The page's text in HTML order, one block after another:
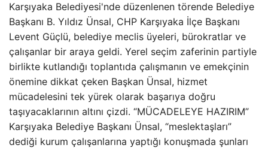
Karşıyaka Belediyesi'nde düzenlenen törende Belediye
Başkanı B. Yıldız Ünsal, CHP Karşıyaka İlçe Başkanı
Levent Güçlü, belediye meclis üyeleri, bürokratlar ve
çalışanlar bir araya geldi. Yerel seçim zaferinin partiyle
birlikte kutlandığı toplantıda çalışmanın ve emekçinin
önemine dikkat çeken Başkan Ünsal, hizmet
mücadelesini tek yürek olarak başarıya doğru
taşıyacaklarının altını çizdi. “MÜCADELEYE HAZIRIM”
Karşıyaka Belediye Başkanı Ünsal, “meslektaşları”
dediği kurum çalışanlarına yaptığı konuşmada şunları